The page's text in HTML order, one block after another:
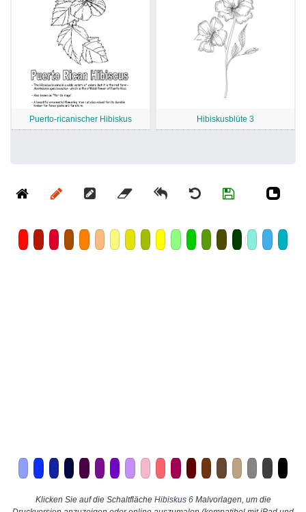
Puerto-ricanischer Hibiskus Hibiskusblüte 3
Klicken Sie auf die Schaltfläche Hibiskus 6Malvorlagen, um die